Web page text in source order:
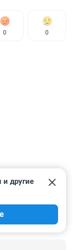
0 0
и другие